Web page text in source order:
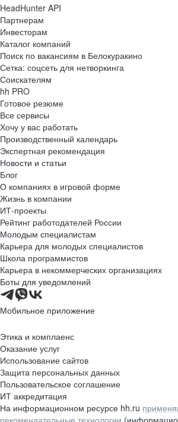
HeadHunter API
Партнерам
Инвесторам
Каталог компаний
Поиск по вакансиям в Белокуракино
Сетка: соцсеть для нетворкинга
Соискателям
hh PRO
Готовое резюме
Все сервисы
Хочу у вас работать
Производственный календарь
Экспертная рекомендация
Новости и статьи
Блог
О компаниях в игровой форме
Жизнь в компании
ИТ-проекты
Рейтинг работодателей России
Молодым специалистам
Карьера для молодых специалистов
Школа программистов
Карьера в некоммерческих организациях
Боты для уведомлений
Мобильное приложение
Этика и комплаенс
Оказание услуг
Использование сайтов
Защита персональных данных
Пользовательское соглашение
ИТ аккредитация
На информационном ресурсе hh.ru
рекомендательные технологии